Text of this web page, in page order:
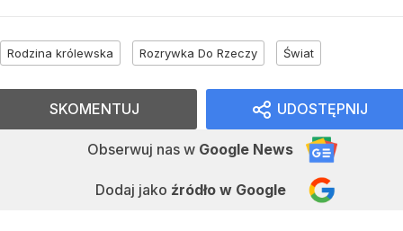
Rodzina królewska Rozrywka Do Rzeczy Świat
UDOSTĘPNIJ
Obserwuj nas w Google News
Dodaj jako źródło w Google
SKOMENTUJ